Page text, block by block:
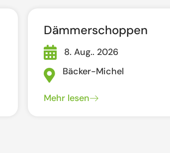
Dämmerschoppen
8. Aug.. 2026
Bäcker-Michel
Mehr lesen